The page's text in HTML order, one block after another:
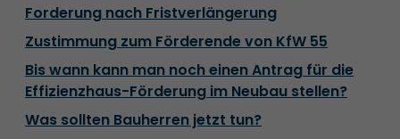
Forderung nach Fristverlängerung
Zustimmung zum Förderende von KfW 55
Bis wann kann man noch einen Antrag für die
Effizienzhaus-Förderung im Neubau stellen?
Was sollten Bauherren jetzt tun?